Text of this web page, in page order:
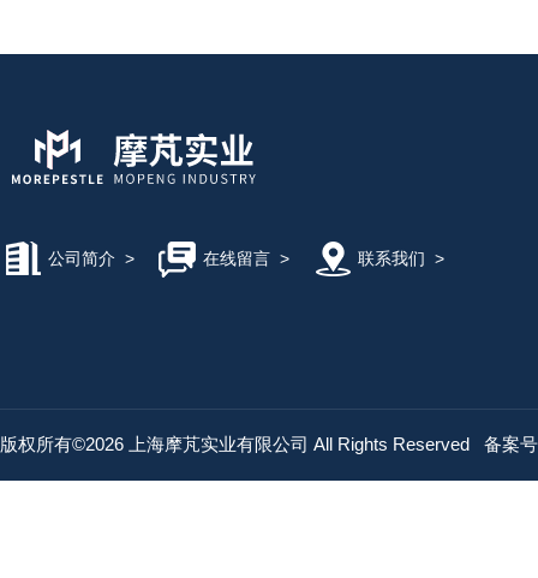
公司简介 > 在线留言> 联系我们 >
版权所有©2026 上海摩芃实业有限公司 All Rights Reserved 备案